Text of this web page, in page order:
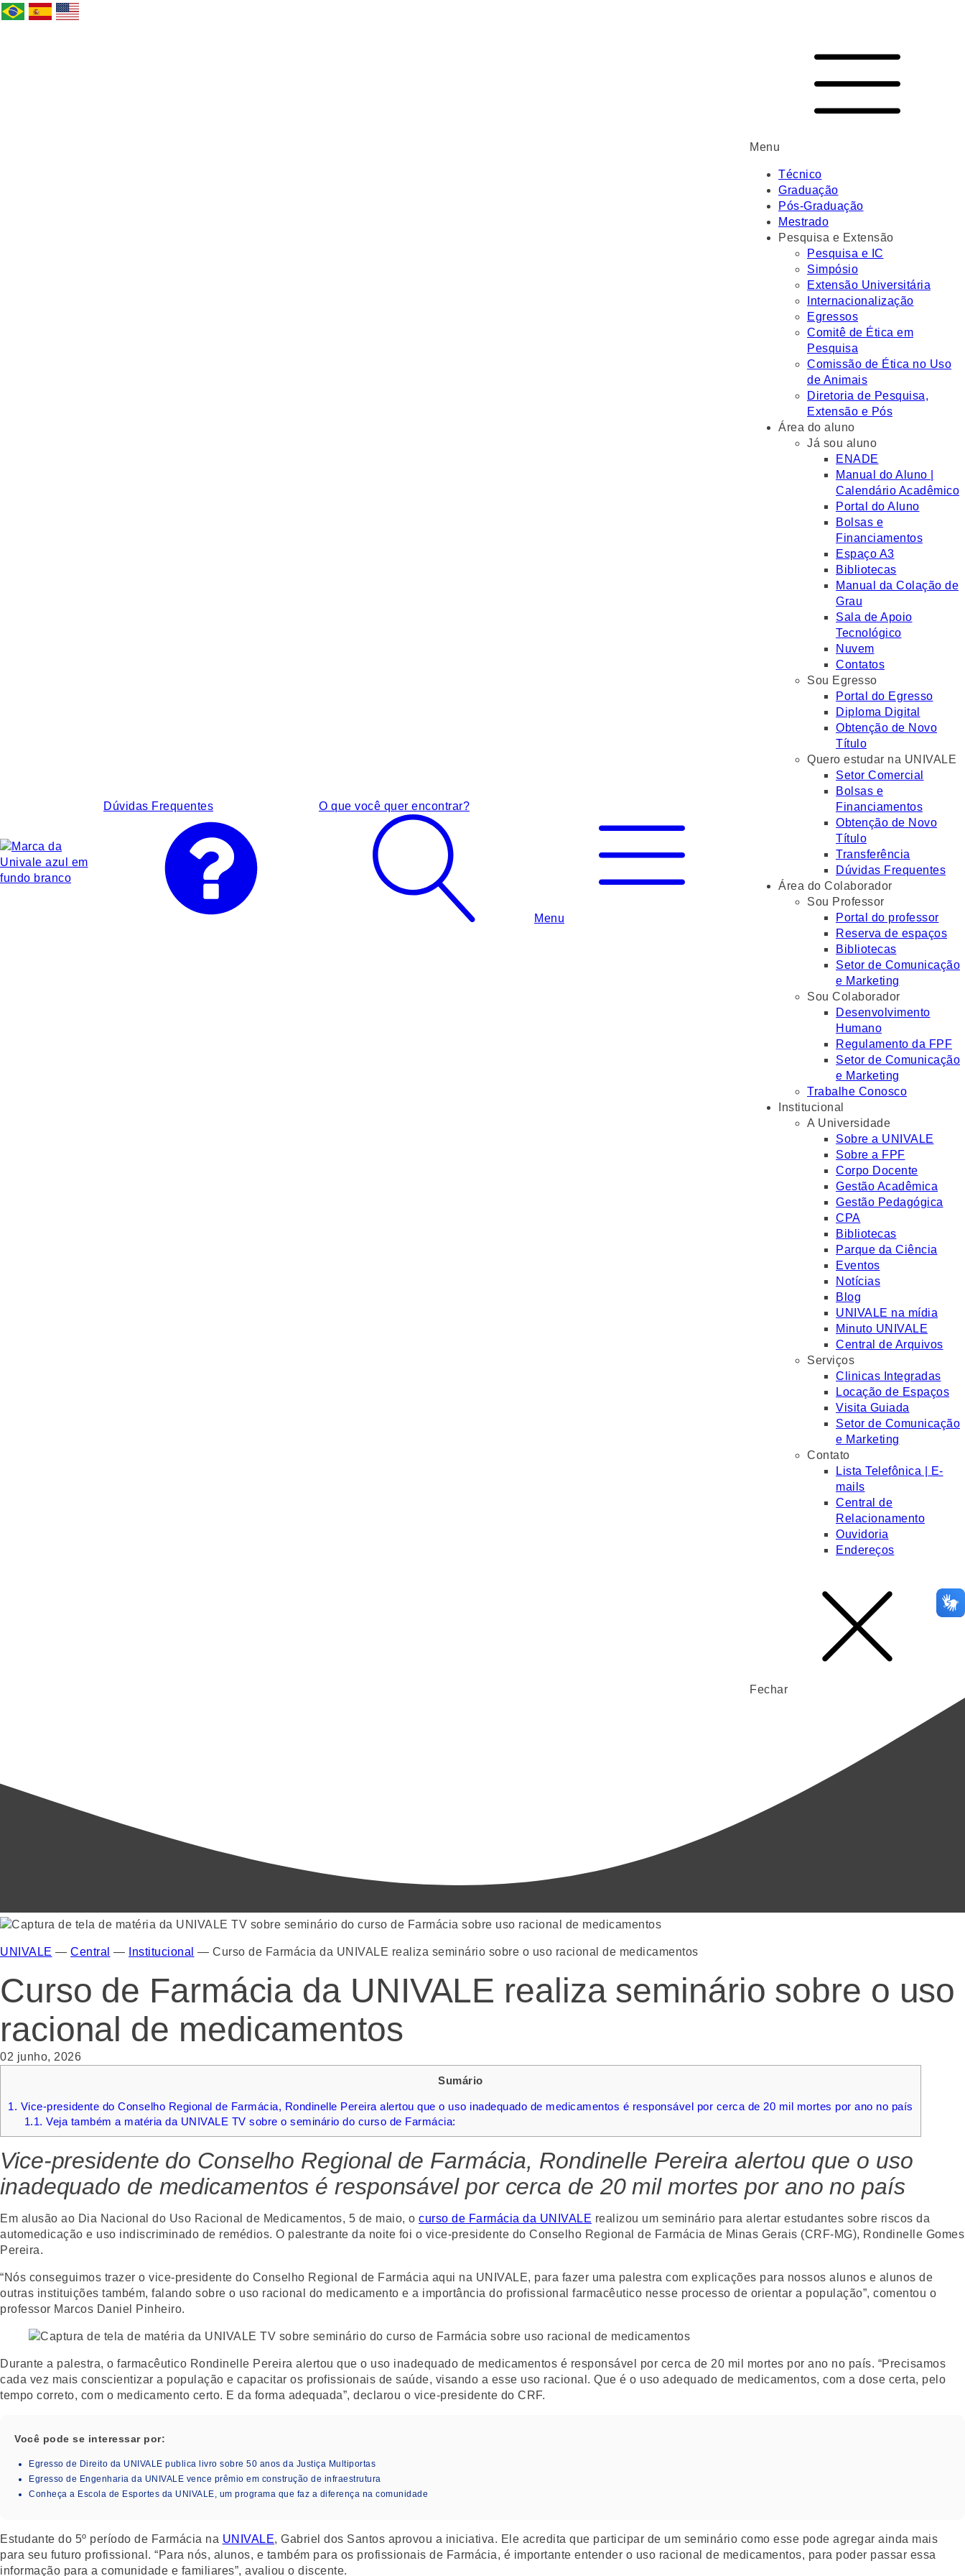
Dúvidas Frequentes O que você quer encontrar?
Menu
Menu
Técnico
Graduação
Pós-Graduação
Mestrado
Pesquisa e Extensão
Pesquisa e IC
Simpósio
Extensão Universitária
Internacionalização
Egressos
Comitê de Ética em
Pesquisa
Comissão de Ética no Uso
de Animais
Diretoria de Pesquisa,
Extensão e Pós
Área do aluno
Já sou aluno
ENADE
Manual do Aluno |
Calendário Acadêmico
Portal do Aluno
Bolsas e
Financiamentos
Espaço A3
Bibliotecas
Manual da Colação de
Grau
Sala de Apoio
Tecnológico
Nuvem
Contatos
Sou Egresso
Portal do Egresso
Diploma Digital
Obtenção de Novo
Título
Quero estudar na UNIVALE
Setor Comercial
Bolsas e
Financiamentos
Obtenção de Novo
Título
Transferência
Dúvidas Frequentes
Área do Colaborador
Sou Professor
Portal do professor
Reserva de espaços
Bibliotecas
Setor de Comunicação
e Marketing
Sou Colaborador
Desenvolvimento
Humano
Regulamento da FPF
Setor de Comunicação
e Marketing
Trabalhe Conosco
Institucional
A Universidade
Sobre a UNIVALE
Sobre a FPF
Corpo Docente
Gestão Acadêmica
Gestão Pedagógica
CPA
Bibliotecas
Parque da Ciência
Eventos
Notícias
Blog
UNIVALE na mídia
Minuto UNIVALE
Central de Arquivos
Serviços
Clinicas Integradas
Locação de Espaços
Visita Guiada
Setor de Comunicação
e Marketing
Contato
Lista Telefônica | E-
mails
Central de
Relacionamento
Ouvidoria
Endereços
Fechar
UNIVALE — Central — Institucional — Curso de Farmácia da UNIVALE realiza seminário sobre o uso racional de medicamentos
Curso de Farmácia da UNIVALE realiza seminário sobre o uso
racional de medicamentos
02 junho, 2026
Sumário
1. Vice-presidente do Conselho Regional de Farmácia, Rondinelle Pereira alertou que o uso inadequado de medicamentos é responsável por cerca de 20 mil mortes por ano no país
1.1. Veja também a matéria da UNIVALE TV sobre o seminário do curso de Farmácia:
Vice-presidente do Conselho Regional de Farmácia, Rondinelle Pereira alertou que o uso
inadequado de medicamentos é responsável por cerca de 20 mil mortes por ano no país
Em alusão ao Dia Nacional do Uso Racional de Medicamentos, 5 de maio, o curso de Farmácia da UNIVALE realizou um seminário para alertar estudantes sobre riscos da
automedicação e uso indiscriminado de remédios. O palestrante da noite foi o vice-presidente do Conselho Regional de Farmácia de Minas Gerais (CRF-MG), Rondinelle Gomes
Pereira.
“Nós conseguimos trazer o vice-presidente do Conselho Regional de Farmácia aqui na UNIVALE, para fazer uma palestra com explicações para nossos alunos e alunos de
outras instituições também, falando sobre o uso racional do medicamento e a importância do profissional farmacêutico nesse processo de orientar a população”, comentou o
professor Marcos Daniel Pinheiro.
Durante a palestra, o farmacêutico Rondinelle Pereira alertou que o uso inadequado de medicamentos é responsável por cerca de 20 mil mortes por ano no país. “Precisamos
cada vez mais conscientizar a população e capacitar os profissionais de saúde, visando a esse uso racional. Que é o uso adequado de medicamentos, com a dose certa, pelo
tempo correto, com o medicamento certo. E da forma adequada”, declarou o vice-presidente do CRF.
Você pode se interessar por:
Egresso de Direito da UNIVALE publica livro sobre 50 anos da Justiça Multiportas
Egresso de Engenharia da UNIVALE vence prêmio em construção de infraestrutura
Conheça a Escola de Esportes da UNIVALE, um programa que faz a diferença na comunidade
Estudante do 5º período de Farmácia na UNIVALE, Gabriel dos Santos aprovou a iniciativa. Ele acredita que participar de um seminário como esse pode agregar ainda mais
para seu futuro profissional. “Para nós, alunos, e também para os profissionais de Farmácia, é importante entender o uso racional de medicamentos, para poder passar essa
informação para a comunidade e familiares”, avaliou o discente.